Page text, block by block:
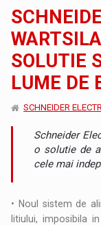
SOLUTIE
LUME DE
SCHNEIDER
Schneider
o solutie de
cele mai
• Noul sistem de
litiului, imposibila